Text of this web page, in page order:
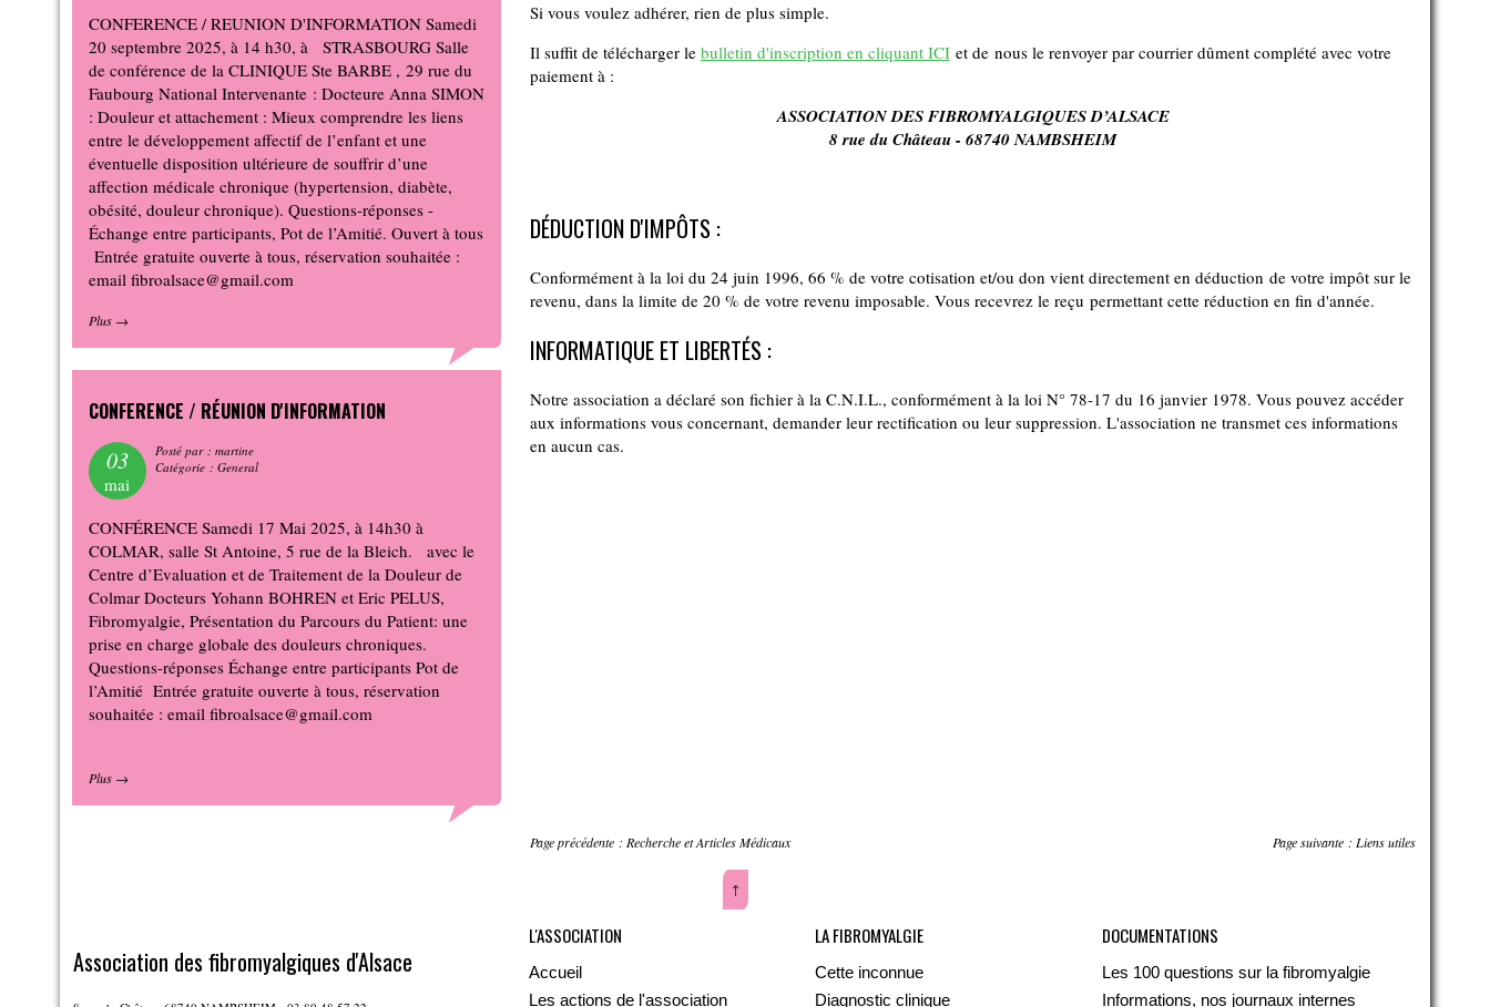
Si vous voulez adhérer, rien de plus simple.
Il suffit de télécharger le bulletin d'inscription en cliquant ICIet de nous le renvoyer par courrier dûment complété avec votre
paiement à :
ASSOCIATION DES FIBROMYALGIQUES D’ALSACE
8 rue du Château - 68740 NAMBSHEIM
DÉDUCTION D'IMPÔTS :
Conformément à la loi du 24 juin 1996, 66 % de votre cotisation et/ou don vient directement en déduction de votre impôt sur le
revenu, dans la limite de 20 % de votre revenu imposable. Vous recevrez le reçu permettant cette réduction en fin d'année.
INFORMATIQUE ET LIBERTÉS :
Notre association a déclaré son fichier à la C.N.I.L., conformément à la loi N° 78-17 du 16 janvier 1978. Vous pouvez accéder
aux informations vous concernant, demander leur rectification ou leur suppression. L'association ne transmet ces informations
en aucun cas.
CONFERENCE / REUNION D'INFORMATION Samedi
20 septembre 2025, à 14 h30, à STRASBOURG Salle
de conférence de la CLINIQUE Ste BARBE , 29 rue du
Faubourg National Intervenante : Docteure Anna SIMON
: Douleur et attachement : Mieux comprendre les liens
entre le développement affectif de l’enfant et une
éventuelle disposition ultérieure de souffrir d’une
affection médicale chronique (hypertension, diabète,
obésité, douleur chronique). Questions-réponses -
Échange entre participants, Pot de l’Amitié. Ouvert à tous
Entrée gratuite ouverte à tous, réservation souhaitée :
email fibroalsace@gmail.com
Plus→
CONFERENCE / RÉUNION D'INFORMATION
03
mai
Posté par : martine
Catégorie : General
CONFÉRENCE Samedi 17 Mai 2025, à 14h30 à
COLMAR, salle St Antoine, 5 rue de la Bleich. avec le
Centre d’Evaluation et de Traitement de la Douleur de
Colmar Docteurs Yohann BOHREN et Eric PELUS,
Fibromyalgie, Présentation du Parcours du Patient: une
prise en charge globale des douleurs chroniques.
Questions-réponses Échange entre participants Pot de
l’Amitié Entrée gratuite ouverte à tous, réservation
souhaitée : email fibroalsace@gmail.com
Plus→
Page précédente : Recherche et Articles Médicaux Page suivante : Liens utiles
↑
Association des fibromyalgiques d'Alsace
L'ASSOCIATION
Accueil
Les actions de l'association
LA FIBROMYALGIE
Cette inconnue
Diagnostic clinique
DOCUMENTATIONS
Les 100 questions sur la fibromyalgie
Informations, nos journaux internes